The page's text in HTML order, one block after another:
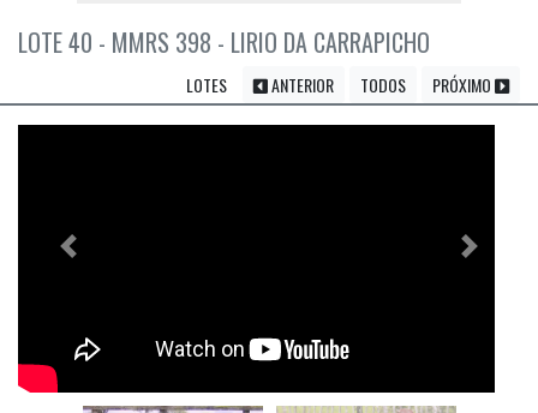
LOTE 40 - MMRS 398 - LIRIO DA CARRAPICHO
LOTES ANTERIOR TODOS PRÓXIMO
Previous Próximo